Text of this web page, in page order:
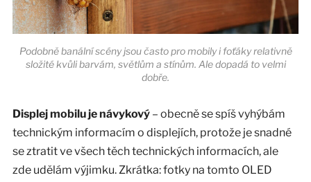
Podobně banální scény jsou často pro mobily i foťáky relativně
složité kvůli barvám, světlům a stínům. Ale dopadá to velmi
dobře.
Displej mobilu je návykový– obecně se spíš vyhýbám
technickým informacím o displejích, protože je snadné
se ztratit ve všech těch technických informacích, ale
zde udělám výjimku. Zkrátka: fotky na tomto OLED